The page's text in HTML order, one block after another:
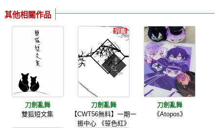
其他相關作品
刀劍亂舞
雙狐短文集
刀劍亂舞
【CWT56無料】一期一
振中心 《笹色紅》
刀劍亂舞
《Atopos》